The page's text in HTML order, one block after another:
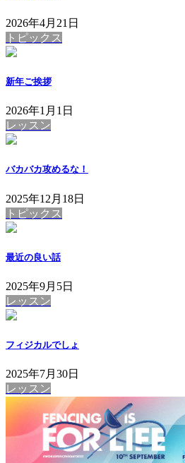
2026年4月21日
トピックス
新年ご挨拶
2026年1月1日
レッスン
バカバカ攻めるな！
2025年12月18日
トピックス
最近の良い話
2025年9月5日
レッスン
フィジカルでしょ
2025年7月30日
レッスン